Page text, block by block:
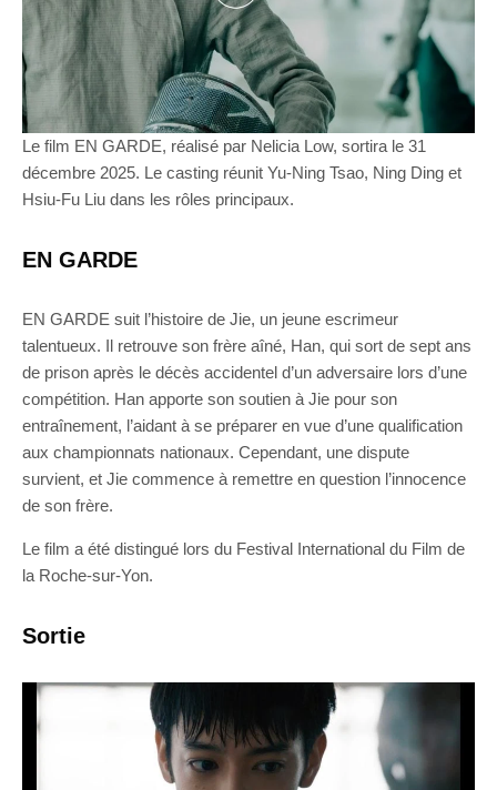
Le film EN GARDE, réalisé par Nelicia Low, sortira le 31
décembre 2025. Le casting réunit Yu-Ning Tsao, Ning Ding et
Hsiu-Fu Liu dans les rôles principaux.
EN GARDE
EN GARDE suit l’histoire de Jie, un jeune escrimeur
talentueux. Il retrouve son frère aîné, Han, qui sort de sept ans
de prison après le décès accidentel d’un adversaire lors d’une
compétition. Han apporte son soutien à Jie pour son
entraînement, l’aidant à se préparer en vue d’une qualification
aux championnats nationaux. Cependant, une dispute
survient, et Jie commence à remettre en question l’innocence
de son frère.
Le film a été distingué lors du Festival International du Film de
la Roche-sur-Yon.
Sortie